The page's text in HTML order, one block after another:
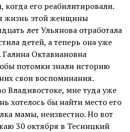
когда его реабилитировали.
жизнь этой женщины
лет Ульянова отработала
детей, а теперь она уже
Октавиановна
потомки знали историю
свои воспоминания.
Владивостоке, мне туда уже
хотелось бы найти место его
мамы, неизвестно. Но вот
30 октября в Тесницкий